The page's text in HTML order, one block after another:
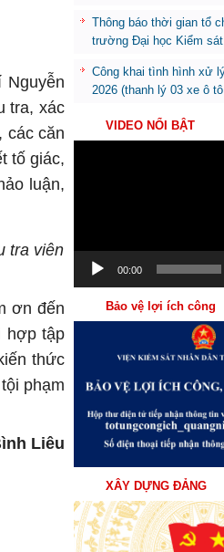
tra, xác
các căn
tố giác,
luận,
tra viên
ơn đến
hợp tập
thức
phạm
Liêu
Thông báo thời gian tổ
trường Đại học Kiểm sát
Công khai tình hình xử
2026 (thanh lý 03 xe ô
VIDEO NỔI BẬT
00:00
Bảo vệ lợi ích công
XÂY DỰNG ĐẢNG